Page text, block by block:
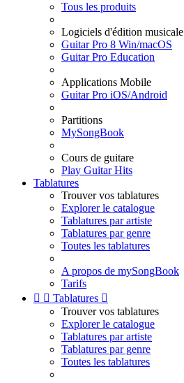
Tous les produits
Logiciels d'édition musicale
Guitar Pro 8 Win/macOS
Guitar Pro Education
Applications Mobile
Guitar Pro iOS/Android
Partitions
MySongBook
Cours de guitare
Play Guitar Hits
Tablatures
Trouver vos tablatures
Explorer le catalogue
Tablatures par artiste
Tablatures par genre
Toutes les tablatures
A propos de mySongBook
Tarifs
  Tablatures 
Trouver vos tablatures
Explorer le catalogue
Tablatures par artiste
Tablatures par genre
Toutes les tablatures